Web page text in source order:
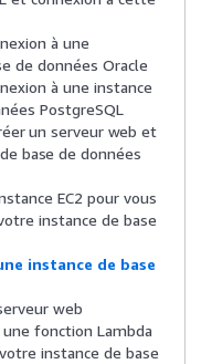
à une
de données Oracle
à une instance
PostgreSQL
un serveur web et
base de données
EC2 pour vous
instance de base
instance de base
web
fonction Lambda
instance de base